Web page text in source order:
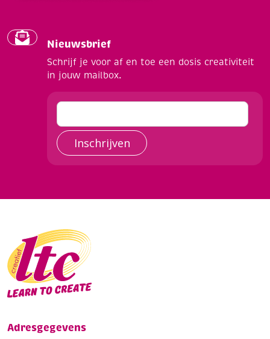
Nieuwsbrief
Schrijf je voor af en toe een dosis creativiteit
in jouw mailbox.
Inschrijven
Adresgegevens